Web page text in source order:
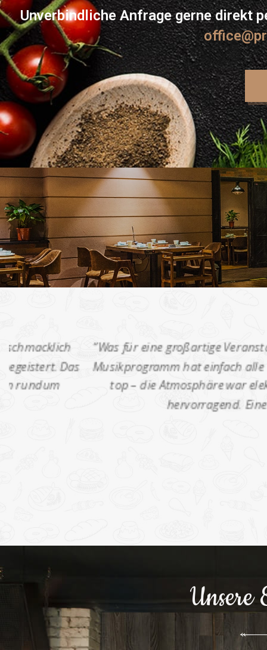
Unverbindliche Anfrage gerne direkt
“Was für eine großartige Veranstaltung! Die
Musikprogramm hat einfach alle mitgerissen.
top – die Atmosphäre war elektrisierend!
hervorragend. Eine
Unsere